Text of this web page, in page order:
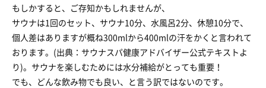
もしかすると、ご存知かもしれませんが、
サウナは1回のセット、サウナ10分、水風呂2分、休憩10分で、
個人差はありますが概ね300mlから400mlの汗をかくと言われて
おります。(出典：サウナスパ健康アドバイザー公式テキストよ
り)。サウナを楽しむためには水分補給がとっても重要！
でも、どんな飲み物でも良い、と言う訳ではないのです。